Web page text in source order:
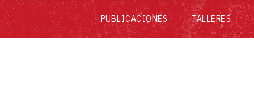
PUBLICACIONES TALLERES